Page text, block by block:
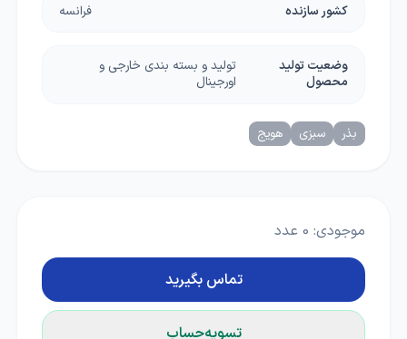
کشور سازنده فرانسه
وضعیت تولید
محصول
تولید و بسته بندی خارجی و
اورجینال
بذر سبزی هویج
موجودی: 0 عدد
تماس بگیرید
تسویه‌حساب